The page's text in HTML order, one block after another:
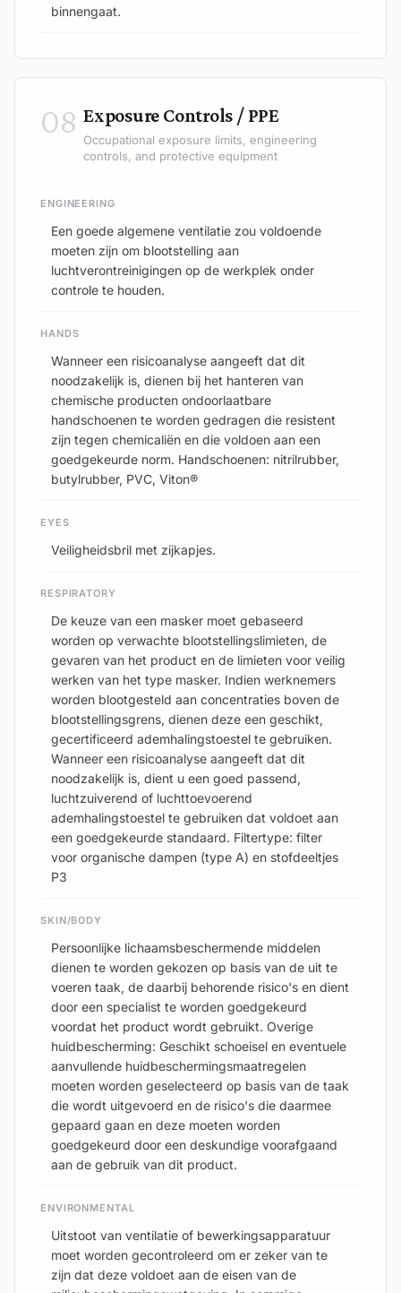
binnengaat.
08 Exposure Controls / PPE
Occupational exposure limits, engineering
controls, and protective equipment
ENGINEERING
Een goede algemene ventilatie zou voldoende
moeten zijn om blootstelling aan
luchtverontreinigingen op de werkplek onder
controle te houden.
HANDS
Wanneer een risicoanalyse aangeeft dat dit
noodzakelijk is, dienen bij het hanteren van
chemische producten ondoorlaatbare
handschoenen te worden gedragen die resistent
zijn tegen chemicaliën en die voldoen aan een
goedgekeurde norm. Handschoenen: nitrilrubber,
butylrubber, PVC, Viton®
EYES
Veiligheidsbril met zijkapjes.
RESPIRATORY
De keuze van een masker moet gebaseerd
worden op verwachte blootstellingslimieten, de
gevaren van het product en de limieten voor veilig
werken van het type masker. Indien werknemers
worden blootgesteld aan concentraties boven de
blootstellingsgrens, dienen deze een geschikt,
gecertificeerd ademhalingstoestel te gebruiken.
Wanneer een risicoanalyse aangeeft dat dit
noodzakelijk is, dient u een goed passend,
luchtzuiverend of luchttoevoerend
ademhalingstoestel te gebruiken dat voldoet aan
een goedgekeurde standaard. Filtertype: filter
voor organische dampen (type A) en stofdeeltjes
P3
SKIN/BODY
Persoonlijke lichaamsbeschermende middelen
dienen te worden gekozen op basis van de uit te
voeren taak, de daarbij behorende risico's en dient
door een specialist te worden goedgekeurd
voordat het product wordt gebruikt. Overige
huidbescherming: Geschikt schoeisel en eventuele
aanvullende huidbeschermingsmaatregelen
moeten worden geselecteerd op basis van de taak
die wordt uitgevoerd en de risico's die daarmee
gepaard gaan en deze moeten worden
goedgekeurd door een deskundige voorafgaand
aan de gebruik van dit product.
ENVIRONMENTAL
Uitstoot van ventilatie of bewerkingsapparatuur
moet worden gecontroleerd om er zeker van te
zijn dat deze voldoet aan de eisen van de